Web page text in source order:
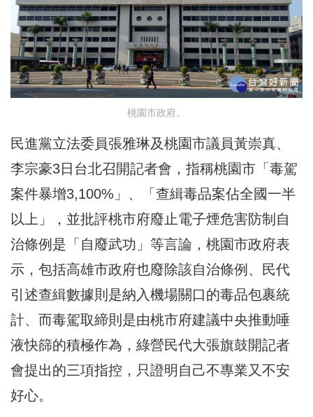
桃園市政府。
民進黨立法委員張雅琳及桃園市議員黃崇真、
李宗豪3日台北召開記者會，指稱桃園市「毒駕
案件暴增3,100%」、「查緝毒品案佔全國一半
以上」，並批評桃市府廢止電子煙危害防制自
治條例是「自廢武功」等言論，桃園市政府表
示，包括高雄市政府也廢除該自治條例、民代
引述查緝數據則是納入機場關口的毒品包裹統
計、而毒駕取締則是由桃市府建議中央推動唾
液快篩的積極作為，綠營民代大張旗鼓開記者
會提出的三項指控，只證明自己不專業又不安
好心。